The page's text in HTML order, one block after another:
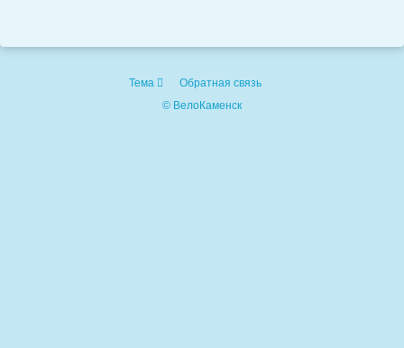
Тема
Обратная связь
© ВелоКаменск